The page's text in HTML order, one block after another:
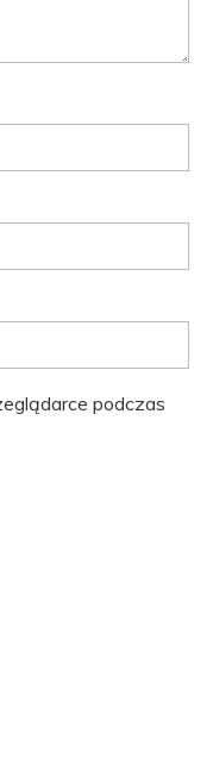
podczas